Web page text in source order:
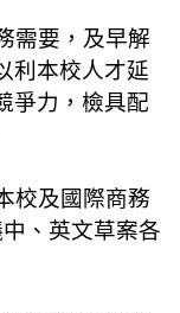
需要，及早解
利本校人才延
爭力，檢具配
校及國際商務
、英文草案各